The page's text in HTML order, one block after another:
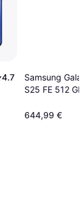
4.7
Samsung
S25 FE 512 GB
644,99 €